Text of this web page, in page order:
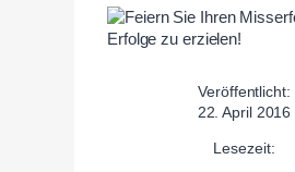
Veröffentlicht:
22. April 2016
Lesezeit: